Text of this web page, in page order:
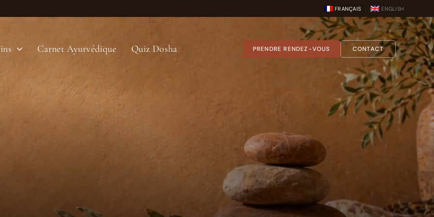
FRANÇAIS ENGLISH
Carnet Ayurvédique Quiz Dosha PRENDRE RENDEZ-VOUS CONTACT